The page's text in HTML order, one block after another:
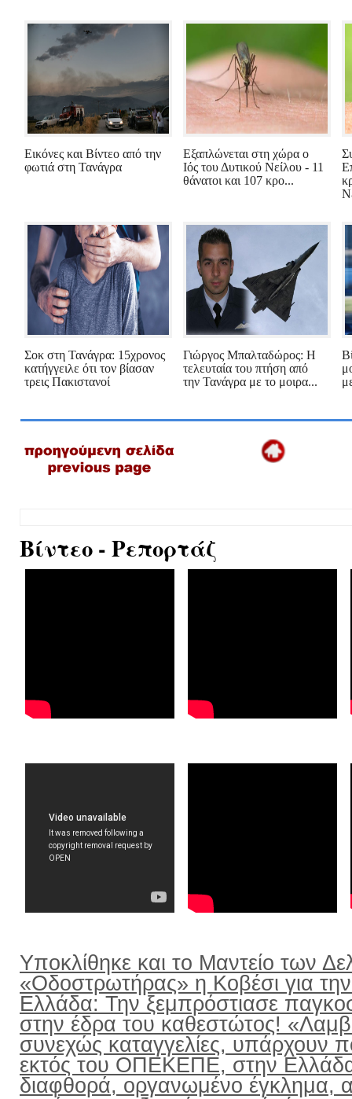
Εικόνες και Βίντεο από την
φωτιά στη Τανάγρα
Εξαπλώνεται στη χώρα ο
Ιός του Δυτικού Νείλου - 11
θάνατοι και 107 κρο...
Σοκ στη Τανάγρα: 15χρονος
κατήγγειλε ότι τον βίασαν
τρεις Πακιστανοί
Γιώργος Μπαλταδώρος: Η
τελευταία του πτήση από
την Τανάγρα με το μοιρα...
Βίντεο - Ρεπορτάζ
Υποκλίθηκε και το Μαντείο των
«Οδοστρωτήρας» η Κοβέσι για
Ελλάδα: Την ξεμπρόστιασε
στην έδρα του καθεστώτος!
συνεχώς καταγγελίες, υπάρχουν
εκτός του ΟΠΕΚΕΠΕ, στην
διαφθορά, οργανωμένο έγκλημα,